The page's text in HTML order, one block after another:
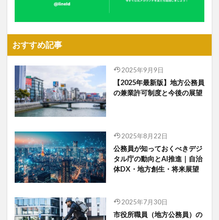
おすすめ記事
2025年9月9日
【2025年最新版】地方公務員
の兼業許可制度と今後の展望
2025年8月22日
公務員が知っておくべきデジ
タル庁の動向とAI推進｜自治
体DX・地方創生・将来展望
2025年7月30日
市役所職員（地方公務員）の